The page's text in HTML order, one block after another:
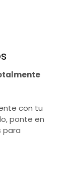
con tu
ponte en
para